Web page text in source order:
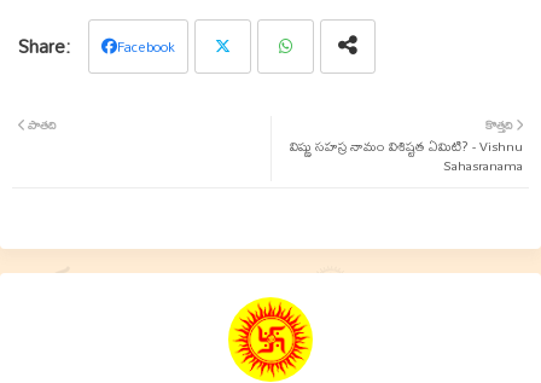
Facebook
tsap
కొత్తది
విష్ణు సహస్ర నామం విశిష్టత ఏమిటి? - Vishnu
Sahasranama
పాతది